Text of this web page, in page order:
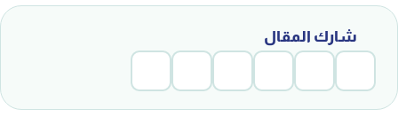
شارك المقال